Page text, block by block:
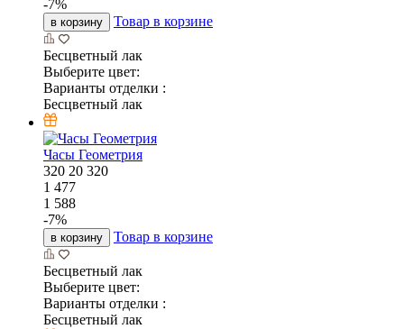
-7%
в корзину Товар в корзине
Бесцветный лак
Выберите цвет:
Варианты отделки :
Бесцветный лак
Часы Геометрия
320 20 320
1 477
1 588
-7%
в корзину Товар в корзине
Бесцветный лак
Выберите цвет:
Варианты отделки :
Бесцветный лак